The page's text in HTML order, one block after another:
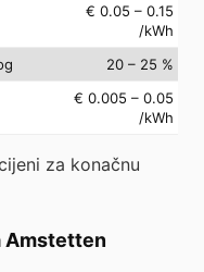
€ 0.05 – 0.15
/kWh
20 – 25 %
€ 0.005 – 0.05
/kWh
za konačnu
Amstetten